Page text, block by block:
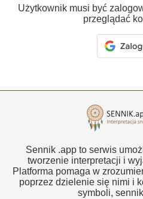
Użytkownik musi być
przeglądać
Sennik .app to serwis
tworzenie interpretacji i
Platforma pomaga w
poprzez dzielenie się nimi i
symboli,